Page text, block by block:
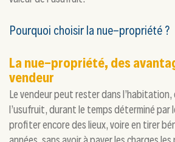
Pourquoi choisir la nue-propriété ?
La nue-propriété, des
vendeur
Le vendeur peut rester dans l’habitation,
l’usufruit, durant le temps déterminé par
profiter encore des lieux, voire en tirer